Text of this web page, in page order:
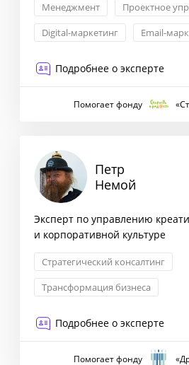
Менеджмент
Проектное
Digital-маркетинг
Email-
Подробнее о эксперте
Помогает фонду
Петр
Немой
Эксперт по управлению
и корпоративной культуре
Стратегический консалтинг
Трансформация бизнеса
Подробнее о эксперте
Помогает фонду